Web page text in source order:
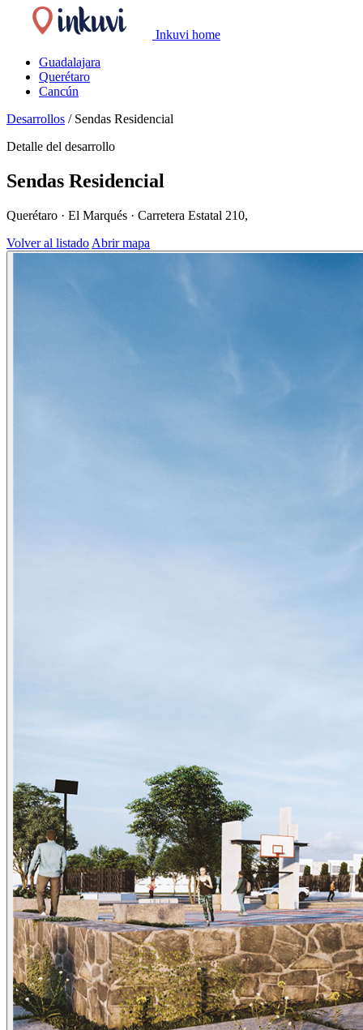
Inkuvi home
Guadalajara
Querétaro
Cancún
Desarrollos / Sendas Residencial
Detalle del desarrollo
Sendas Residencial
Querétaro · El Marqués · Carretera Estatal 210,
Volver al listado Abrir mapa